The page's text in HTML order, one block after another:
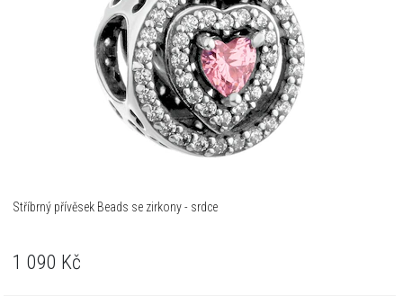
Stříbrný přívěsek Beads se zirkony - srdce
1 090 Kč